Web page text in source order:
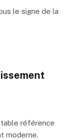
le signe de la
référence
moderne.